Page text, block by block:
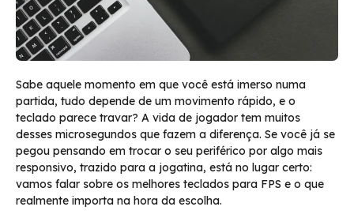
Sabe aquele momento em que você está imerso numa
partida, tudo depende de um movimento rápido, e o
teclado parece travar? A vida de jogador tem muitos
desses microsegundos que fazem a diferença. Se você já se
pegou pensando em trocar o seu periférico por algo mais
responsivo, trazido para a jogatina, está no lugar certo:
vamos falar sobre os melhores teclados para FPS e o que
realmente importa na hora da escolha.